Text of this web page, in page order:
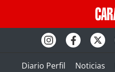
Diario Perfil Noticias